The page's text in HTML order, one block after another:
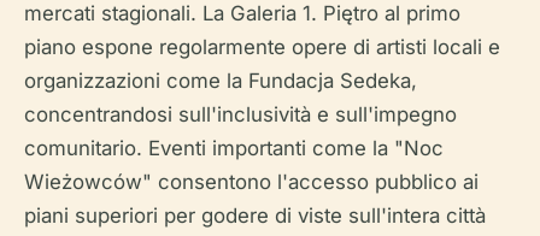
mercati stagionali. La Galeria 1. Piętro al primo
piano espone regolarmente opere di artisti locali e
organizzazioni come la Fundacja Sedeka,
concentrandosi sull'inclusività e sull'impegno
comunitario. Eventi importanti come la "Noc
Wieżowców" consentono l'accesso pubblico ai
piani superiori per godere di viste sull'intera città